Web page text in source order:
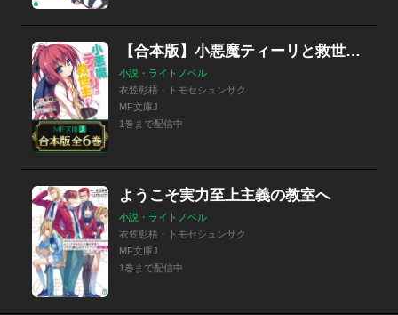
【合本版】小悪魔ティーリと救世主!?
小説・ライトノベル
衣笠彰梧・トモセシュンサク
MF文庫J
1巻まで配信中
ようこそ実力至上主義の教室へ
小説・ライトノベル
衣笠彰梧・トモセシュンサク
MF文庫J
1巻まで配信中